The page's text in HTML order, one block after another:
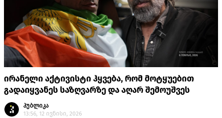
ირანელი აქტივისტი ჰყვება, რომ მოტყუებით
გადაიყვანეს საზღვარზე და აღარ შემოუშვეს
პუბლიკა
13:56, 12 ივნისი, 2026